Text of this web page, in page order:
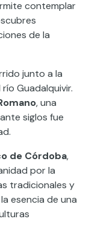
contemplar
de la
junto a la
Guadalquivir.
, una
siglos fue
de Córdoba,
por la
tradicionales y
esencia de una